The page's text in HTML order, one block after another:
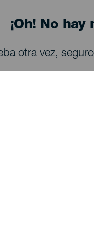
¡Oh! No
otra vez,